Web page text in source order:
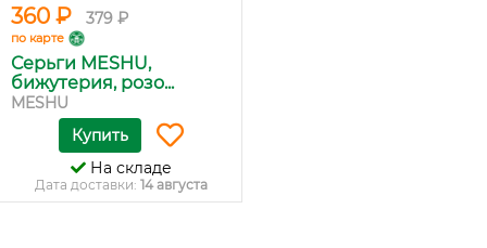
360 ₽ 379 ₽
по карте
Серьги MESHU,
бижутерия, розо...
MESHU
Купить
На складе
Дата доставки: 14 августа